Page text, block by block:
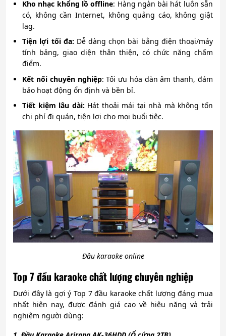
Kho nhạc khổng lồ offline: Hàng ngàn bài hát luôn sẵn
có, không cần Internet, không quảng cáo, không giật
lag.
Tiện lợi tối đa: Dễ dàng chọn bài bằng điện thoại/máy
tính bảng, giao diện thân thiện, có chức năng chấm
điểm.
Kết nối chuyên nghiệp: Tối ưu hóa dàn âm thanh, đảm
bảo hoạt động ổn định và bền bỉ.
Tiết kiệm lâu dài: Hát thoải mái tại nhà mà không tốn
chi phí đi quán, tiện lợi cho mọi buổi tiệc.
Đầu karaoke online
Top 7 đầu karaoke chất lượng chuyên nghiệp
Dưới đây là gợi ý Top 7 đầu karaoke chất lượng đáng mua
nhất hiện nay, được đánh giá cao về hiệu năng và trải
nghiệm người dùng: